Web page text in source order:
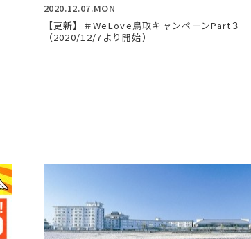
2020.12.07.MON
【更新】＃WeLove鳥取キャンペーンPart３
（2020/12/7より開始）